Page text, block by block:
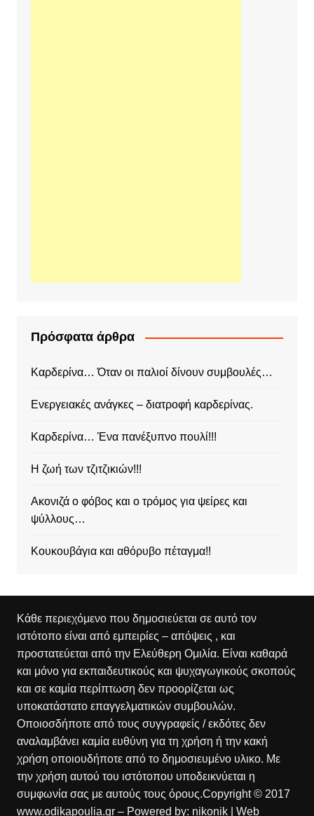
Πρόσφατα άρθρα
Καρδερίνα… Όταν οι παλιοί δίνουν συμβουλές…
Ενεργειακές ανάγκες – διατροφή καρδερίνας.
Καρδερίνα… Ένα πανέξυπνο πουλί!!!
Η ζωή των τζιτζικιών!!!
Ακονιζά ο φόβος και ο τρόμος για ψείρες και
ψύλλους…
Κουκουβάγια και αθόρυβο πέταγμα!!
Κάθε περιεχόμενο που δημοσιεύεται σε αυτό τον
ιστότοπο είναι από εμπειρίες – απόψεις , και
προστατεύεται από την Ελεύθερη Ομιλία. Είναι καθαρά
και μόνο για εκπαιδευτικούς και ψυχαγωγικούς σκοπούς
και σε καμία περίπτωση δεν προορίζεται ως
υποκατάστατο επαγγελματικών συμβουλών.
Οποιοσδήποτε από τους συγγραφείς / εκδότες δεν
αναλαμβάνει καμία ευθύνη για τη χρήση ή την κακή
χρήση οποιουδήποτε από το δημοσιευμένο υλικο. Με
την χρήση αυτού του ιστότοπου υποδεικνύεται η
συμφωνία σας με αυτούς τους όρους.Copyright © 2017
www.odikapoulia.gr – Powered by: nikonik | Web